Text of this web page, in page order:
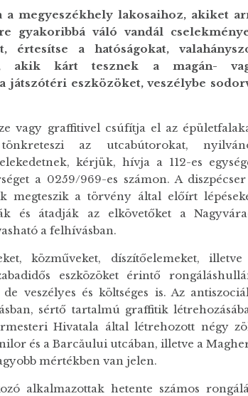
a megyeszékhely lakosaihoz, akiket
gyakoribbá váló vandál
értesítse a hatóságokat,
akik kárt tesznek a magán-
játszótéri eszközöket, veszélybe
vagy graffitivel csúfítja el az
az utcabútorokat,
kérjük, hívja a 112-es
a 0259/969-es számon. A
megteszik a törvény által előírt
és átadják az elkövetőket a
a felhívásban.
közműveket, díszítőelemeket, illetve
eszközöket érintő
veszélyes és költséges is. Az
sértő tartalmú graffitik
Hivatala által létrehozott négy
és a Barcăului utcában, illetve a
mértékben van jelen.
alkalmazottak hetente számos